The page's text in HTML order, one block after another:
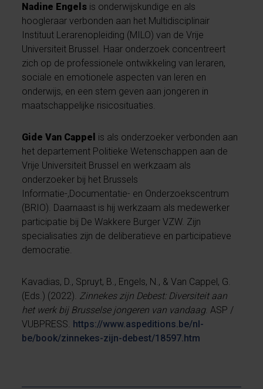
Nadine Engels is onderwijskundige en als
hoogleraar verbonden aan het Multidisciplinair
Instituut Lerarenopleiding (MILO) van de Vrije
Universiteit Brussel. Haar onderzoek concentreert
zich op de professionele ontwikkeling van leraren,
sociale en emotionele aspecten van leren en
onderwijs, en een stem geven aan jongeren in
maatschappelijke risicosituaties.
Gide Van Cappel is als onderzoeker verbonden aan
het departement Politieke Wetenschappen aan de
Vrije Universiteit Brussel en werkzaam als
onderzoeker bij het Brussels
Informatie-,Documentatie- en Onderzoekscentrum
(BRIO). Daarnaast is hij werkzaam als medewerker
participatie bij De Wakkere Burger VZW. Zijn
specialisaties zijn de deliberatieve en participatieve
democratie.
Kavadias, D., Spruyt, B., Engels, N., & Van Cappel, G.
(Eds.) (2022). Zinnekes zijn Debest: Diversiteit aan
het werk bij Brusselse jongeren van vandaag. ASP /
VUBPRESS. https://www.aspeditions.be/nl-
be/book/zinnekes-zijn-debest/18597.htm